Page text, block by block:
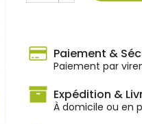
Paiement &
Paiement par
Expédition &
À domicile ou en